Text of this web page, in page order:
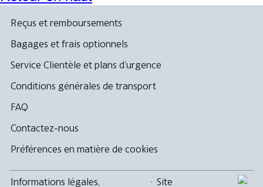
Reçus et remboursements
Bagages et frais optionnels
Service Clientèle et plans d'urgence
Conditions générales de transport
FAQ
Contactez-nous
Préférences en matière de cookies
Informations légales, · Site